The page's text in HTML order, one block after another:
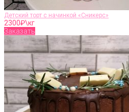
Детский торт с начинкой «Сникерс»
2300₽\кг
Заказать